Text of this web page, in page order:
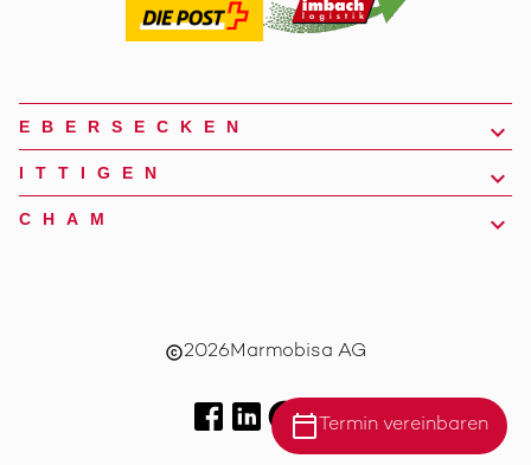
calendar_today Termin vereinbaren
EBERSECKEN
ITTIGEN
CHAM
copyright2026Marmobisa AG